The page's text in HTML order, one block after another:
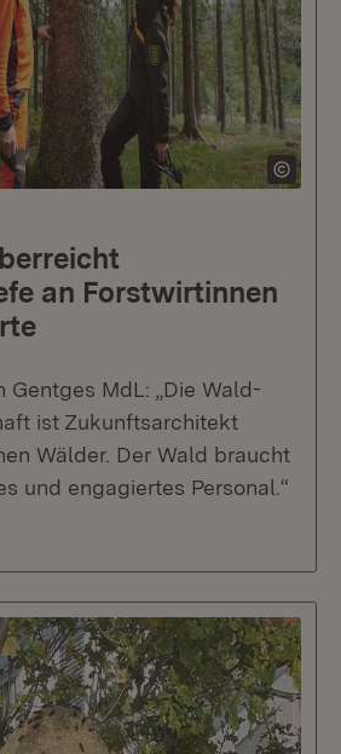
an Forstwirtinnen
Gentges MdL: „Die Wald-
ist Zukunftsarchitekt
Wälder. Der Wald braucht
und engagiertes Personal.“